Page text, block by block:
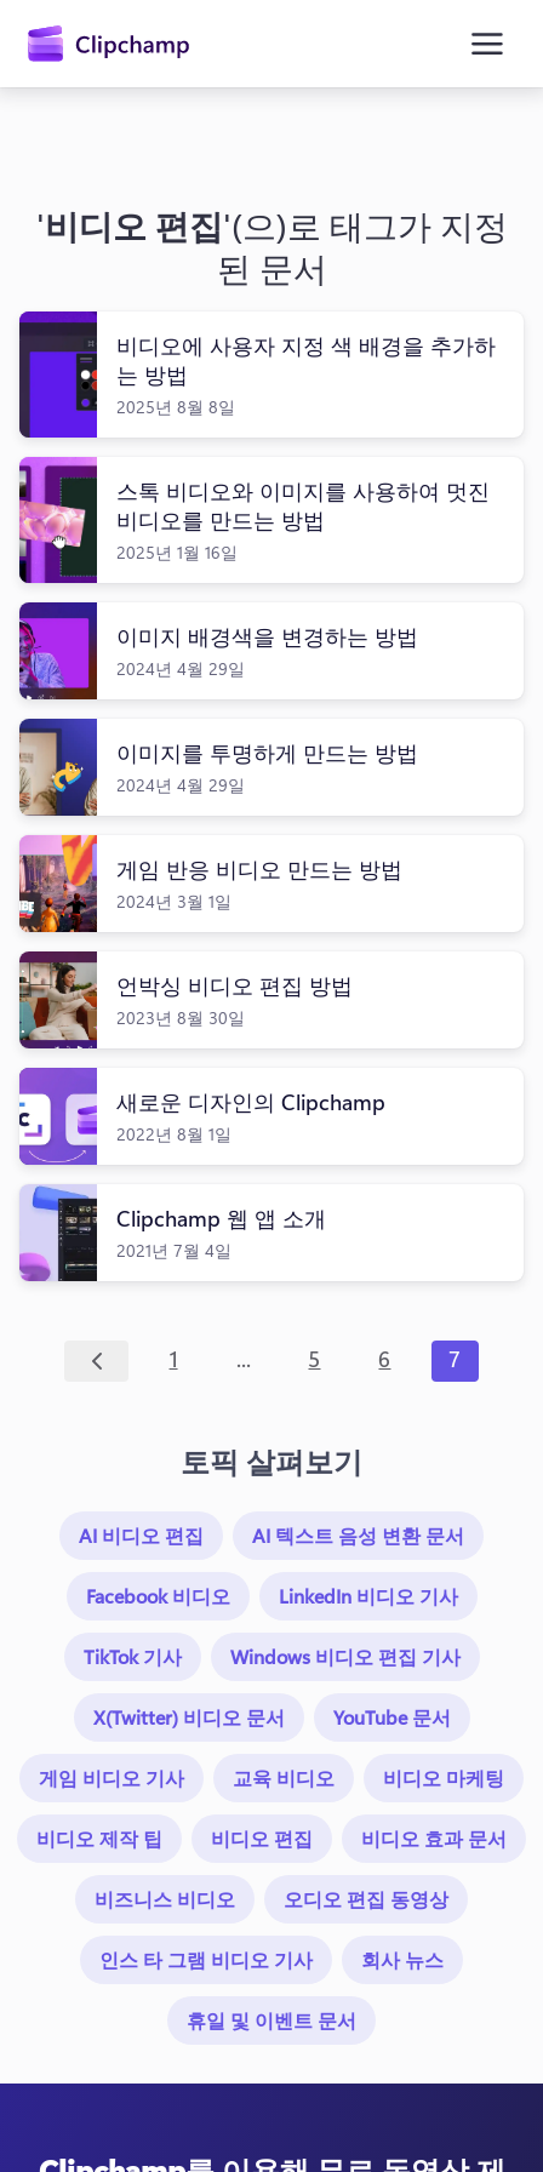
로
로그인
'비디오 편집'(으)로 태그가 지정
된 문서
비디오에 사용자 지정 색 배경을 추가하
는 방법
2025년 8월 8일
스톡 비디오와 이미지를 사용하여 멋진
비디오를 만드는 방법
2025년 1월 16일
이미지 배경색을 변경하는 방법
2024년 4월 29일
이미지를 투명하게 만드는 방법
2024년 4월 29일
게임 반응 비디오 만드는 방법
2024년 3월 1일
언박싱 비디오 편집 방법
2023년 8월 30일
새로운 디자인의 Clipchamp
2022년 8월 1일
Clipchamp 웹 앱 소개
2021년 7월 4일
1 ... 5 6 7
토픽 살펴보기
AI 비디오 편집 AI 텍스트 음성 변환 문서
Facebook 비디오 LinkedIn 비디오 기사
TikTok 기사 Windows 비디오 편집 기사
X(Twitter) 비디오 문서 YouTube 문서
게임 비디오 기사 교육 비디오 비디오 마케팅
비디오 제작 팁 비디오 편집 비디오 효과 문서
비즈니스 비디오 오디오 편집 동영상
인스 타 그램 비디오 기사 회사 뉴스
휴일 및 이벤트 문서